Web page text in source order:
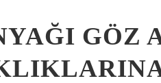
GÖZ